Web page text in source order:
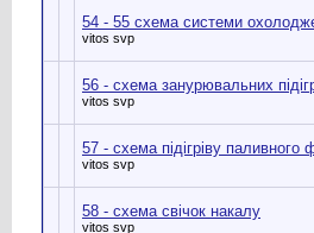
54 - 55 схема системи
vitos svp
56 - схема занурювальних
vitos svp
57 - схема підігріву паливного
vitos svp
58 - схема свічок накалу
vitos svp